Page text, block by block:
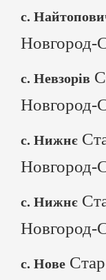
с.
Новгород-
с. Невзорів
Новгород-
с. Нижнє
Новгород-
с. Нижнє
Новгород-
с. Нове